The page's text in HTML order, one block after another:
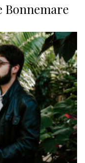
Bonnemare